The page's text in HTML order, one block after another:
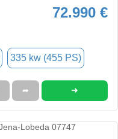
72.990 €
335 kw (455 PS)
➦ ➜